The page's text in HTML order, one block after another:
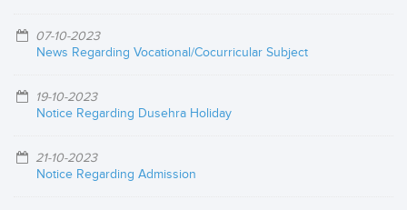
07-10-2023
News Regarding Vocational/Cocurricular Subject
19-10-2023
Notice Regarding Dusehra Holiday
21-10-2023
Notice Regarding Admission